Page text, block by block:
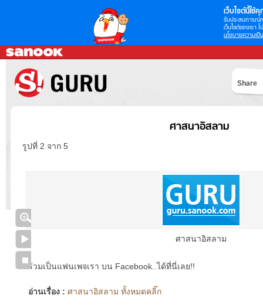
เว็บไซต์นี้ใช้คุ
รับประสบการณ์
เว็บไซต์ของเรา
นโยบายความเป็
Share
ศาสนาอิสลาม
รูปที่ 2 จาก 5
ศาสนาอิสลาม
ร่วมเป็นแฟนเพจเรา บน Facebook..ได้ที่นี่เลย!!
อ่านเรื่อง : ศาสนาอิสลาม ทั้งหมดคลิ๊ก